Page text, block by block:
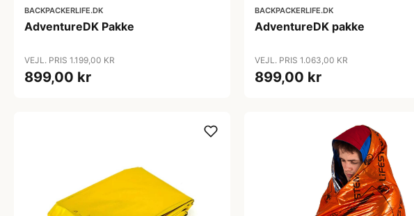
BACKPACKERLIFE.DK
AdventureDK Pakke
VEJL. PRIS 1.199,00 KR
899,00 kr
BACKPACKERLIFE.DK
AdventureDK pakke
VEJL. PRIS 1.063,00 KR
899,00 kr